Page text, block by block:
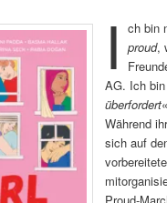
I ch bin
proud,
AG. Ich
überfordert
Während
sich auf
Proud-